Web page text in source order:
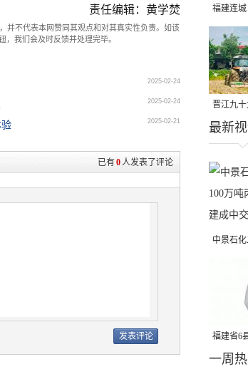
责任编辑：黄学焚
并不代表本网赞同其观点和对其真实性负责。如该
，我们会及时反馈并处理完毕。
2025-02-24
2025-02-24
2025-02-21
已有0人发表了评论
福建连
亮夏夜
晋江九
千亩早稻
最新
中景石
吨丙烷
福建省6
国县域发
一周